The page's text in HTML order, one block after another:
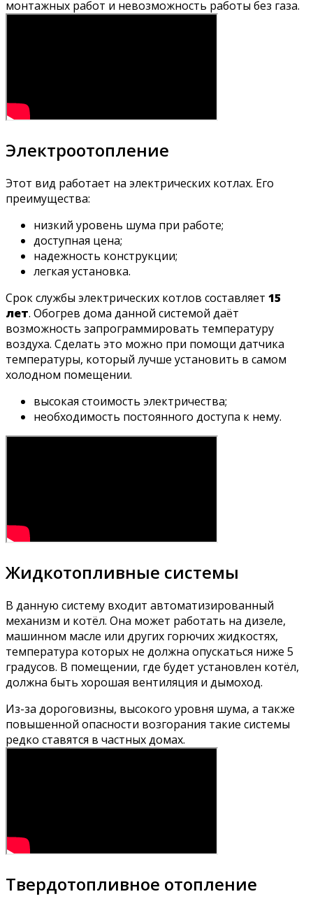
монтажных работ и невозможность работы без газа.
Электроотопление
Этот вид работает на электрических котлах. Его
преимущества:
низкий уровень шума при работе;
доступная цена;
надежность конструкции;
легкая установка.
Срок службы электрических котлов составляет 15
лет. Обогрев дома данной системой даёт
возможность запрограммировать температуру
воздуха. Сделать это можно при помощи датчика
температуры, который лучше установить в самом
холодном помещении.
высокая стоимость электричества;
необходимость постоянного доступа к нему.
Жидкотопливные системы
В данную систему входит автоматизированный
механизм и котёл. Она может работать на дизеле,
машинном масле или других горючих жидкостях,
температура которых не должна опускаться ниже 5
градусов. В помещении, где будет установлен котёл,
должна быть хорошая вентиляция и дымоход.
Из-за дороговизны, высокого уровня шума, а также
повышенной опасности возгорания такие системы
редко ставятся в частных домах.
Твердотопливное отопление